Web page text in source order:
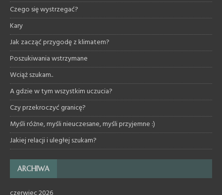
Czego się wystrzegać?
Kary
Jak zacząć przygodę z klimatem?
Poszukiwania wstrzymane
Wciąż szukam..
A gdzie w tym wszystkim uczucia?
Czy przekroczyć granicę?
Myśli różne, myśli nieuczesane, myśli przyjemne :)
Jakiej relacji i uległej szukam?
ARCHIWA